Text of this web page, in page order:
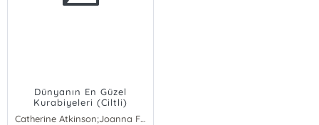
Dünyanın En Güzel
Kurabiyeleri (Ciltli)
Catherine Atkinson;Joanna Farrow;Valerie Baret